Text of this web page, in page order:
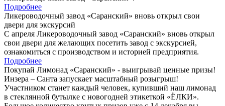
Подробнее
Ликероводочный завод «Саранский» вновь открыл свои
двери для экскурсий
С апреля Ликероводочный завод «Саранский» вновь открыл
свои двери для желающих посетить завод с экскурсией,
ознакомиться с производством и историей предприятия.
Подробнее
Покупай Лимонад «Саранский» - выигрывай ценные призы!
Инзера – Санта запускает масштабный розыгрыш!
Участником станет каждый человек, купивший наш лимонад
в стеклянной бутылке с новогодней этикеткой «ЁЛКИ».